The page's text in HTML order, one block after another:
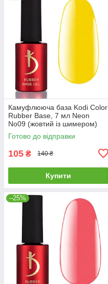
Камуфлююча база Kodi Color
Rubber Base, 7 мл Neon
No09 (жовтий із шимером)
Готово до відправки
105 ₴ 140 ₴
Купити
–25%